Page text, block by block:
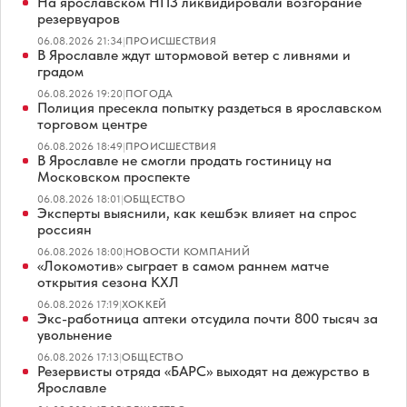
резервуаров
06.08.2026 21:34|ПРОИСШЕСТВИЯ
В Ярославле ждут штормовой ветер с ливнями и
градом
06.08.2026 19:20|ПОГОДА
Полиция пресекла попытку раздеться в ярославском
торговом центре
06.08.2026 18:49|ПРОИСШЕСТВИЯ
В Ярославле не смогли продать гостиницу на
Московском проспекте
06.08.2026 18:01|ОБЩЕСТВО
Эксперты выяснили, как кешбэк влияет на спрос
россиян
06.08.2026 18:00|НОВОСТИ КОМПАНИЙ
«Локомотив» сыграет в самом раннем матче
открытия сезона КХЛ
06.08.2026 17:19|ХОККЕЙ
Экс-работница аптеки отсудила почти 800 тысяч за
увольнение
06.08.2026 17:13|ОБЩЕСТВО
Резервисты отряда «БАРС» выходят на дежурство в
Ярославле